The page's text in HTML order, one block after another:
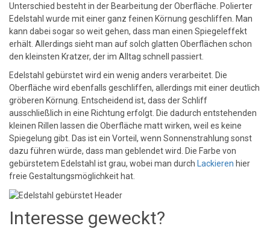
Unterschied besteht in der Bearbeitung der Oberfläche. Polierter
Edelstahl wurde mit einer ganz feinen Körnung geschliffen. Man
kann dabei sogar so weit gehen, dass man einen Spiegeleffekt
erhält. Allerdings sieht man auf solch glatten Oberflächen schon
den kleinsten Kratzer, der im Alltag schnell passiert.
Edelstahl gebürstet wird ein wenig anders verarbeitet. Die
Oberfläche wird ebenfalls geschliffen, allerdings mit einer deutlich
gröberen Körnung. Entscheidend ist, dass der Schliff
ausschließlich in eine Richtung erfolgt. Die dadurch entstehenden
kleinen Rillen lassen die Oberfläche matt wirken, weil es keine
Spiegelung gibt. Das ist ein Vorteil, wenn Sonnenstrahlung sonst
dazu führen würde, dass man geblendet wird. Die Farbe von
gebürstetem Edelstahl ist grau, wobei man durch
Lackieren hier
freie Gestaltungsmöglichkeit hat.
Interesse geweckt?